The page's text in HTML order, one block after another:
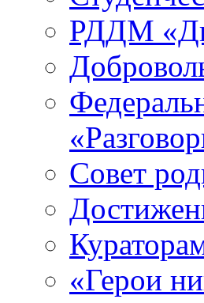
РДДМ
Совет
«Герои